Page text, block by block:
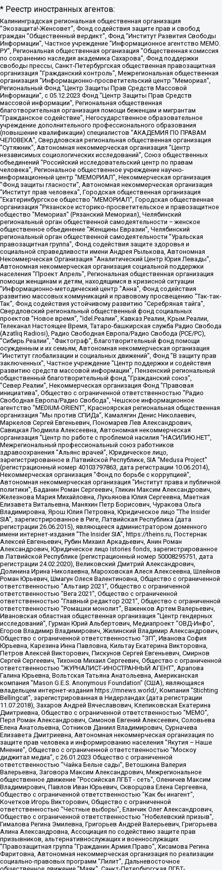
* Реестр иностранных агентов:
Калининградская региональная общественная организация "Экозащита!-Женсовет", Фонд содействия защите прав и свобод граждан "Общественный вердикт", Фонд "Институт Развития Свободы Информации", Частное учреждение "Информационное агентство МЕМО. РУ", Региональная общественная организация "Общественная комиссия по сохранению наследия академика Сахарова", Фонд поддержки свободы прессы, Санкт-Петербургская общественная правозащитная организация "Гражданский контроль", Межрегиональная общественная организация "Информационно-просветительский центр "Мемориал", Региональный Фонд "Центр Защиты Прав Средств Массовой Информации", с 05.12.2023 Фонд "Центр Защиты Прав Средств массовой информации", Региональная общественная благотворительная организация помощи беженцам и мигрантам "Гражданское содействие", Негосударственное образовательное учреждение дополнительного профессионального образования (повышение квалификации) специалистов "АКАДЕМИЯ ПО ПРАВАМ ЧЕЛОВЕКА", Свердловская региональная общественная организация "Сутяжник", Автономная некоммерческая организация "Центр независимых социологических исследований", Союз общественных объединений "Российский исследовательский центр по правам человека", Региональное общественное учреждение научно-информационный центр "МЕМОРИАЛ", Некоммерческая организация "Фонд защиты гласности", Автономная некоммерческая организация "Институт прав человека", Городская общественная организация "Екатеринбургское общество "МЕМОРИАЛ", Городская общественная организация "Рязанское историко-просветительское и правозащитное общество "Мемориал" (Рязанский Мемориал), Челябинский региональный орган общественной самодеятельности – женское общественное объединение "Женщины Евразии", Челябинский региональный орган общественной самодеятельности "Уральская правозащитная группа", Фонд содействия защите здоровья и социальной справедливости имени Андрея Рылькова, Автономная Некоммерческая Организация "Аналитический Центр Юрия Левады", Автономная некоммерческая организация социальной поддержки населения "Проект Апрель", Региональная общественная организация помощи женщинам и детям, находящимся в кризисной ситуации "Информационно-методический центр "Анна", Фонд содействия развитию массовых коммуникаций и правовому просвещению "Так-так-Так", Фонд содействия устойчивому развитию "Серебряная тайга", Свердловский региональный общественный фонд социальных проектов "Новое время", "Idel.Реалии", Кавказ.Реалии, Крым.Реалии, Телеканал Настоящее Время, Татаро-башкирская служба Радио Свобода (Azatliq Radiosi), Радио Свободная Европа/Радио Свобода (PCE/PC), "Сибирь.Реалии", "Фактограф", Благотворительный фонд помощи осужденным и их семьям, Автономная некоммерческая организация "Институт глобализации и социальных движений", Фонд "В защиту прав заключенных", Частное учреждение "Центр поддержки и содействия развитию средств массовой информации", Пензенский региональный общественный благотворительный фонд "Гражданский союз", "Север.Реалии", Некоммерческая организация Фонд "Правовая инициатива", Общество с ограниченной ответственностью "Радио Свободная Европа/Радио Свобода", Чешское информационное агентство "MEDIUM-ORIENT", Красноярская региональная общественная организация "Мы против СПИДа", Камалягин Денис Николаевич, Маркелов Сергей Евгеньевич, Пономарев Лев Александрович, Савицкая Людмила Алексеевна, Автономная некоммерческая организация "Центр по работе с проблемой насилия "НАСИЛИЮ.НЕТ", Межрегиональный профессиональный союз работников здравоохранения "Альянс врачей", Юридическое лицо, зарегистрированное в Латвийской Республике, SIA "Medusa Project" (регистрационный номер 40103797863, дата регистрации 10.06.2014), Некоммерческая организация "Фонд по борьбе с коррупцией", Автономная некоммерческая организация "Институт права и публичной политики", Баданин Роман Сергеевич, Гликин Максим Александрович, Железнова Мария Михайловна, Лукьянова Юлия Сергеевна, Маетная Елизавета Витальевна, Маняхин Петр Борисович, Чуракова Ольга Владимировна, Ярош Юлия Петровна, Юридическое лицо "The Insider SIA", зарегистрированное в Риге, Латвийская Республика (дата регистрации 26.06.2015), являющееся администратором доменного имени интернет-издания "The Insider SIA", https://theins.ru, Постернак Алексей Евгеньевич, Рубин Михаил Аркадьевич, Анин Роман Александрович, Юридическое лицо Istories fonds, зарегистрированное в Латвийской Республике (регистрационный номер 50008295751, дата регистрации 24.02.2020), Великовский Дмитрий Александрович, Долинина Ирина Николаевна, Мароховская Алеся Алексеевна, Шлейнов Роман Юрьевич, Шмагун Олеся Валентиновна, Общество с ограниченной ответственностью "Альтаир 2021", Общество с ограниченной ответственностью "Вега 2021", Общество с ограниченной ответственностью "Главный редактор 2021", Общество с ограниченной ответственностью "Ромашки монолит", Важенков Артем Валерьевич, Ивановская областная общественная организация "Центр гендерных исследований", Гурман Юрий Альбертович, Медиапроект "ОВД-Инфо", Егоров Владимир Владимирович, Жилинский Владимир Александрович, Общество с ограниченной ответственностью "ЗП", Иванова София Юрьевна, Карезина Инна Павловна, Кильтау Екатерина Викторовна, Петров Алексей Викторович, Пискунов Сергей Евгеньевич, Смирнов Сергей Сергеевич, Тихонов Михаил Сергеевич, Общество с ограниченной ответственностью "ЖУРНАЛИСТ-ИНОСТРАННЫЙ АГЕНТ", Арапова Галина Юрьевна, Вольтская Татьяна Анатольевна, Американская компания "Mason G.E.S. Anonymous Foundation" (США), являющаяся владельцем интернет-издания https://mnews.world/, Компания "Stichting Bellingcat", зарегистрированная в Нидерландах (дата регистрации 11.07.2018), Захаров Андрей Вячеславович, Клепиковская Екатерина Дмитриевна, Общество с ограниченной ответственностью "МЕМО", Перл Роман Александрович, Симонов Евгений Алексеевич, Соловьева Елена Анатольевна, Сотников Даниил Владимирович, Сурначева Елизавета Дмитриевна, Автономная некоммерческая организация по защите прав человека и информированию населения "Якутия – Наше Мнение", Общество с ограниченной ответственностью "Москоу диджитал медиа", с 26.01.2023 Общество с ограниченной ответственностью "Чайка Белые сады", Ветошкина Валерия Валерьевна, Заговора Максим Александрович, Межрегиональное общественное движение "Российская ЛГБТ - сеть", Оленичев Максим Владимирович, Павлов Иван Юрьевич, Скворцова Елена Сергеевна, Общество с ограниченной ответственностью "Как бы инагент", Кочетков Игорь Викторович, Общество с ограниченной ответственностью "Честные выборы", Еланчик Олег Александрович, Общество с ограниченной ответственностью "Нобелевский призыв", Гималова Регина Эмилевна, Григорьев Андрей Валерьевич, Григорьева Алина Александровна, Ассоциация по содействию защите прав призывников, альтернативнослужащих и военнослужащих "Правозащитная группа "Гражданин.Армия.Право", Хисамова Регина Фаритовна, Автономная некоммерческая организация по реализации социально-правовых программ "Лилит", Дальневосточное общественное движение "Маяк", Санкт-Петербургская ЛГБТ-инициативная группа "Выход", Инициативная группа ЛГБТ+ "Реверс", Алексеев Андрей Викторович, Бекбулатова Таисия Львовна, Беляев Иван Михайлович, Владыкина Елена Сергеевна, Гельман Марат Александрович, Никульшина Вероника Юрьевна, Толоконникова Надежда Андреевна, Шендерович Виктор Анатольевич, Общество с ограниченной ответственностью "Данное сообщение", Общество с ограниченной ответственностью Издательский дом "Новая глава", Айнбиндер Александра Александровна, Московский комьюнити-центр для ЛГБТ+инициатив, Благотворительный фонд развития филантропии, Deutsche Welle (Германия, Kurt-Schumacher-Strasse 3, 53113 Bonn), Борзунова Мария Михайловна, Воробьев Виктор Викторович, Голубева Анна Львовна, Константинова Алла Михайловна, Малкова Ирина Владимировна, Мурадов Мурад Абдулгалимович, Осетинская Елизавета Николаевна, Понасенков Евгений Николаевич, Ганапольский Матвей Юрьевич, Киселев Евгений Алексеевич, Борухович Ирина Григорьевна, Дремин Иван Тимофеевич, Дубровский Дмитрий Викторович, Красноярская региональная общественная организация поддержки и развития альтернативных образовательных технологий и межкультурных коммуникаций "ИНТЕРРА", Маяковская Екатерина Алексеевна, Фейгин Марк Захарович, Филимонов Андрей Викторович, Дзугкоева Регина Николаевна, Доброхотов Роман Александрович, Дудь Юрий Александрович, Елкин Сергей Владимирович, Кругликов Кирилл Игоревич, Сабунаева Мария Леонидовна, Семенов Алексей Владимирович, Шаинян Карен Багратович, Шульман Екатерина Михайловна, Асафьев Артур Валерьевич, Вахштайн Виктор Семенович, Венедиктов Алексей Алексеевич, Лушникова Екатерина Евгеньевна, Волков Леонид Михайлович, Невзоров Александр Глебович, Пархоменко Сергей Борисович, Сироткин Ярослав Николаевич, Кара-Мурза Владимир Владимирович, Баранова Наталья Владимировна, Гозман Леонид Яковлевич, Кагарлицкий Борис Юльевич, Климарев Михаил Валерьевич, Милов Владимир Станиславович, Автономная некоммерческая организация Краснодарский центр современного искусства "Типография", Моргенштерн Алишер Тагирович, Соболь Любовь Эдуардовна, Общество с ограниченной ответственностью "ЛИЗА НОРМ", Каспаров Гарри Кимович, Ходорковский Михаил Борисович, Общество с ограниченной ответственностью "Апрельские тезисы", Данилович Ирина Брониславовна, Кашин Олег Владимирович, Петров Николай Владимирович, Пивоваров Алексей Владимирович, Соколов Михаил Владимирович, Цветкова Юлия Владимировна, Чичваркин Евгений Александрович, Комитет против пыток/Команда против пыток, Общество с ограниченной ответственностью "Первый научный", Общество с ограниченной ответственностью "Вертолет и ко", Белоцерковская Вероника Борисовна, Кац Максим Евгеньевич, Лазарева Татьяна Юрьевна, Шаведдинов Руслан Табризович, Яшин Илья Валерьевич, Общество с ограниченной ответственностью "Иноагент ААВ", Алешковский Дмитрий Петрович, Альбац Евгения Марковна, Быков Дмитрий Львович, Галямина Юлия Евгеньевна, Лойко Сергей Леонидович, Мартынов Кирилл Константинович, Медведев Сергей Александрович, Крашенинников Федор Геннадиевич, Гордеева Катерина Вл